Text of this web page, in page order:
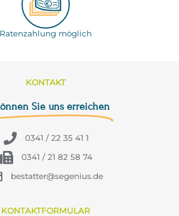
Ratenzahlung möglich
KONTAKT
Sie uns erreichen
0341 / 22 35 41 1
0341 / 21 82 58 74
bestatter@segenius.de
KONTAKTFORMULAR